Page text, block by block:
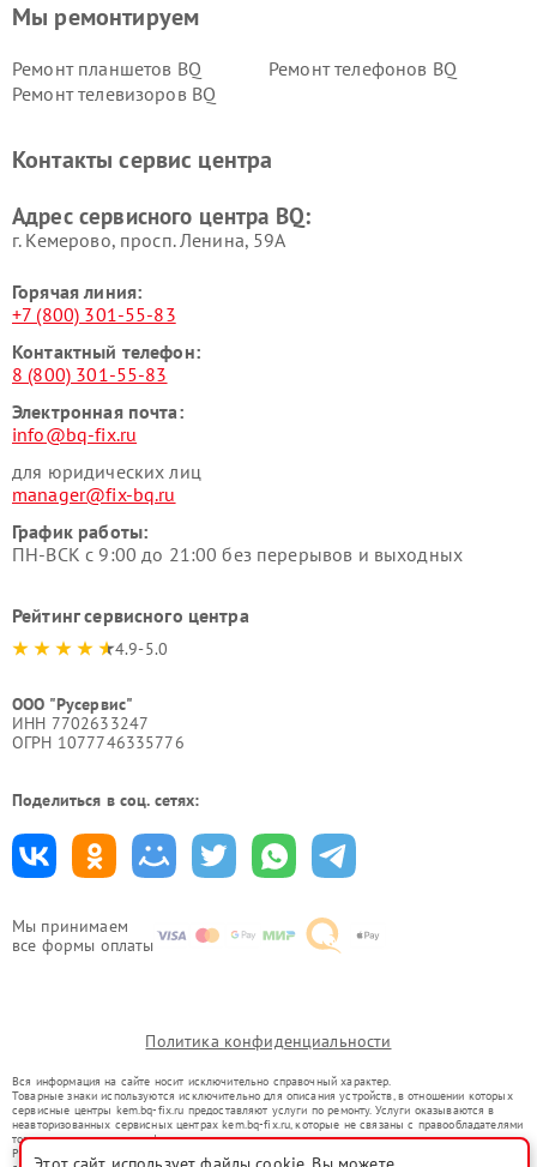
Мы принимаем
все формы оплаты
Мы ремонтируем
Ремонт планшетов BQ
Ремонт телефонов BQ
Ремонт телевизоров BQ
Контакты сервис центра
Адрес сервисного центра BQ:
г. Кемерово, просп. Ленина, 59А
Горячая линия:
+7 (800) 301-55-83
Контактный телефон:
8 (800) 301-55-83
Электронная почта:
info@bq-fix.ru
для юридических лиц
manager@fix-bq.ru
График работы:
ПН-ВСК с 9:00 до 21:00 без перерывов и выходных
Рейтинг сервисного центра
4.9-5.0
ООО "Русервис"
ИНН 7702633247
ОГРН 1077746335776
Поделиться в соц. сетях:
Политика конфиденциальности
Вся информация на сайте носит исключительно справочный характер.
Товарные знаки используются исключительно для описания устройств, в отношении которых
сервисные центры kem.bq-fix.ru предоставляют услуги по ремонту. Услуги оказываются в
неавторизованных сервисных центрах kem.bq-fix.ru, которые не связаны с правообладателями
товарных знаков или их официальными представителями.
Ремонт осуществляется для устройств, уже введенных в гражданский оборот в соответствии